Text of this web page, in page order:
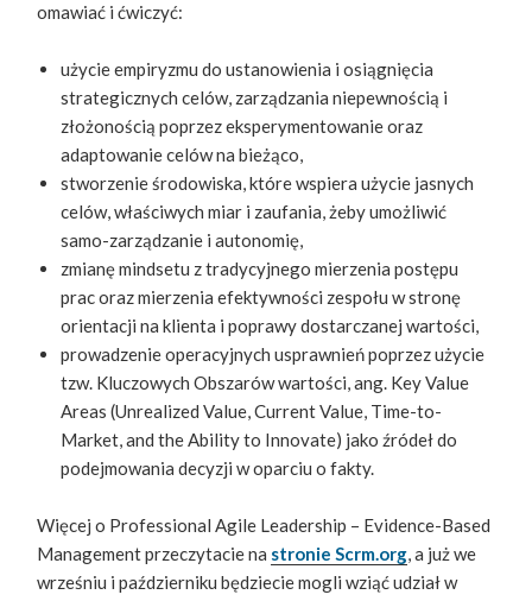
omawiać i ćwiczyć:
użycie empiryzmu do ustanowienia i osiągnięcia
strategicznych celów, zarządzania niepewnością i
złożonością poprzez eksperymentowanie oraz
adaptowanie celów na bieżąco,
stworzenie środowiska, które wspiera użycie jasnych
celów, właściwych miar i zaufania, żeby umożliwić
samo-zarządzanie i autonomię,
zmianę mindsetu z tradycyjnego mierzenia postępu
prac oraz mierzenia efektywności zespołu w stronę
orientacji na klienta i poprawy dostarczanej wartości,
prowadzenie operacyjnych usprawnień poprzez użycie
tzw. Kluczowych Obszarów wartości, ang. Key Value
Areas (Unrealized Value, Current Value, Time-to-
Market, and the Ability to Innovate) jako źródeł do
podejmowania decyzji w oparciu o fakty.
Więcej o Professional Agile Leadership – Evidence-Based
Management przeczytacie na stronie Scrm.org, a już we
wrześniu i październiku będziecie mogli wziąć udział w